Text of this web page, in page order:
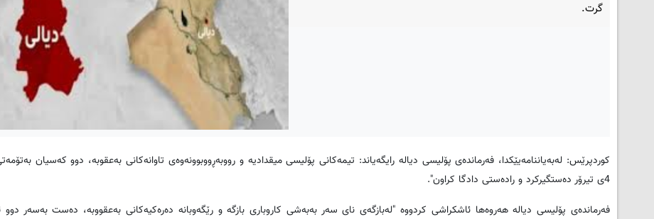
گرت.
کوردپرێس: له‌به‌یاننامه‌یێكدا، فه‌رمانده‌ی پۆلیسی دیاله‌ رایگه‌یاند: تیمه‌كانی پۆلیسی میقدادیه‌ و رووبه‌ڕووبوونه‌وه‌ی تاوانه‌كانی به‌عقوبه‌، دوو كه‌سیان
4ی تیرۆر ده‌ستگیركرد و راده‌ستی دادگا كراون".
فه‌رمانده‌ی پۆلیسی دیاله‌ هەروەها ئاشكراشی كردووه‌ "له‌بازگه‌ی نای سه‌ر به‌به‌شی كاروباری بازگه ‌و رێگه‌وبانه‌ ده‌ره‌كیه‌كانی به‌عقووبه‌، ده‌ست به‌سه‌ر دوو